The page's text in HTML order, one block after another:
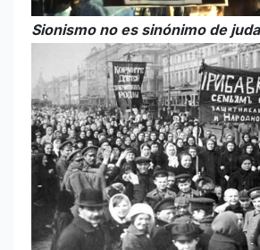
Sionismo no es sinónimo de